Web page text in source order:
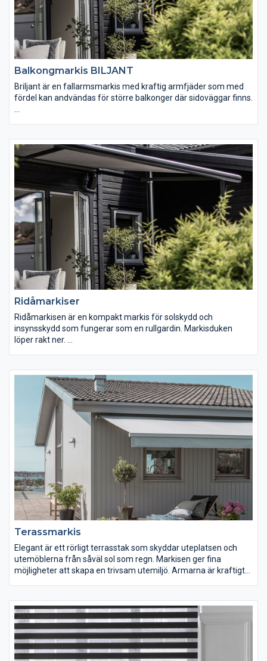
Balkongmarkis BILJANT
Briljant är en fallarmsmarkis med kraftig armfjäder som med
fördel kan andvändas för större balkonger där sidoväggar finns.
vindautomatik.
Dimensioner: Max bredd ca 7,1 m per enhet. Max bredd Briljant
variant ca 5-6 m per enhet.
Ridåmarkiser
Ridåmarkisen är en kompakt markis för solskydd och
insynsskydd som fungerar som en rullgardin. Markisduken
löper rakt ner.
enfärgade och randiga vävar till designade mönster. Den
löstagbara kappan kan fås i olika utföranden (rak eller vågig)
och även höjden går att bestämma.
Dimensioner: Max bredd ca 6m per enhet.
Terassmarkis
Elegant är ett rörligt terrasstak som skyddar uteplatsen och
utemöblerna från såväl sol som regn. Markisen ger fina
möjligheter att skapa en trivsam utemiljö. Armarna är kraftigt
Montering: På vägg eller i takstol.
Reglage: Vev eller motor.